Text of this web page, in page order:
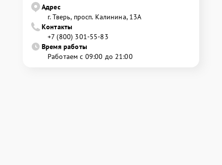
Адрес
г. Тверь, просп. Калинина, 13А
Контакты
+7 (800) 301-55-83
Время работы
Работаем с 09:00 до 21:00